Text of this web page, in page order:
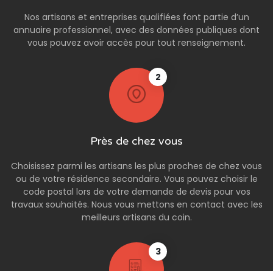
Nos artisans et entreprises qualifiées font partie d’un
annuaire professionnel, avec des données publiques dont
vous pouvez avoir accès pour tout renseignement.
2
Près de chez vous
Choisissez parmi les artisans les plus proches de chez vous
ou de votre résidence secondaire. Vous pouvez choisir le
code postal lors de votre demande de devis pour vos
travaux souhaités. Nous vous mettons en contact avec les
meilleurs artisans du coin.
3